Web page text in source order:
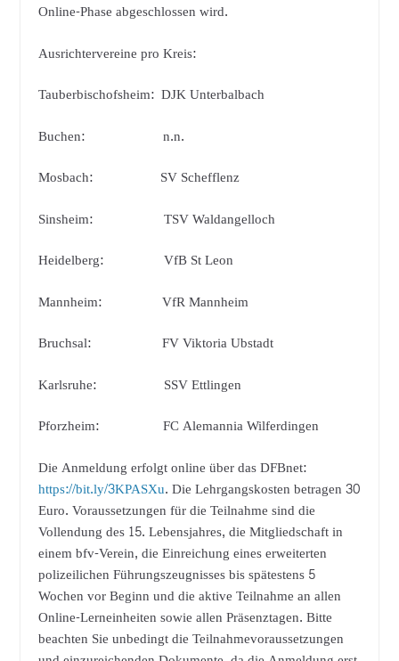
Online-Phase abgeschlossen wird.
Ausrichtervereine pro Kreis:
Tauberbischofsheim: DJK Unterbalbach
Buchen: n.n.
Mosbach: SV Schefflenz
Sinsheim: TSV Waldangelloch
Heidelberg: VfB St Leon
Mannheim: VfR Mannheim
Bruchsal: FV Viktoria Ubstadt
Karlsruhe: SSV Ettlingen
Pforzheim: FC Alemannia Wilferdingen
Die Anmeldung erfolgt online über das DFBnet:
https://bit.ly/3KPASXu. Die Lehrgangskosten betragen 30
Euro. Voraussetzungen für die Teilnahme sind die
Vollendung des 15. Lebensjahres, die Mitgliedschaft in
einem bfv-Verein, die Einreichung eines erweiterten
polizeilichen Führungszeugnisses bis spätestens 5
Wochen vor Beginn und die aktive Teilnahme an allen
Online-Lerneinheiten sowie allen Präsenztagen. Bitte
beachten Sie unbedingt die Teilnahmevoraussetzungen